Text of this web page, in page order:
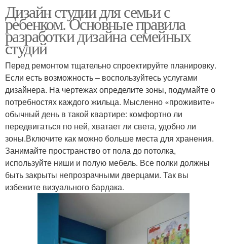
Дизайн студии для семьи с
ребенком. Основные правила
разработки дизайна семейных
студий
Перед ремонтом тщательно спроектируйте планировку.
Если есть возможность – воспользуйтесь услугами
дизайнера. На чертежах определите зоны, подумайте о
потребностях каждого жильца. Мысленно «проживите»
обычный день в такой квартире: комфортно ли
передвигаться по ней, хватает ли света, удобно ли
зоны.Включите как можно больше места для хранения.
Занимайте пространство от пола до потолка,
используйте ниши и полую мебель. Все полки должны
быть закрыты непрозрачными дверцами. Так вы
избежите визуального бардака.